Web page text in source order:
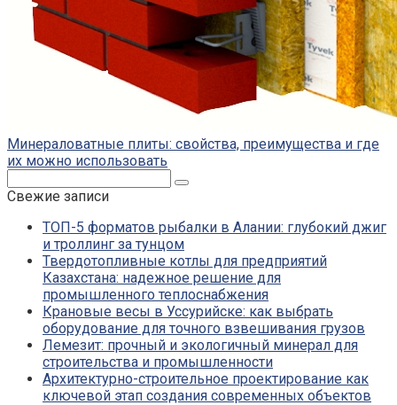
Минераловатные плиты: свойства, преимущества и где
их можно использовать
Свежие записи
ТОП-5 форматов рыбалки в Алании: глубокий джиг
и троллинг за тунцом
Твердотопливные котлы для предприятий
Казахстана: надежное решение для
промышленного теплоснабжения
Крановые весы в Уссурийске: как выбрать
оборудование для точного взвешивания грузов
Лемезит: прочный и экологичный минерал для
строительства и промышленности
Архитектурно-строительное проектирование как
ключевой этап создания современных объектов